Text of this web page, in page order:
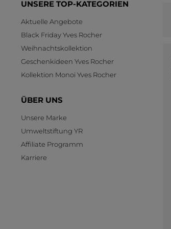
UNSERE TOP-KATEGORIEN
Aktuelle Angebote
Black Friday Yves Rocher
Weihnachtskollektion
Geschenkideen Yves Rocher
Kollektion Monoi Yves Rocher
ÜBER UNS
Unsere Marke
Umweltstiftung YR
Affiliate Programm
Karriere